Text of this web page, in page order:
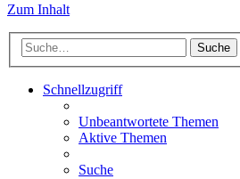
Zum Inhalt
Suche
Schnellzugriff
Unbeantwortete Themen
Aktive Themen
Suche